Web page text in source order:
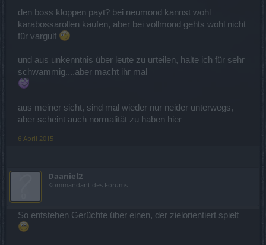
den boss kloppen payt? bei neumond kannst wohl
karabossarollen kaufen, aber bei vollmond gehts wohl nicht
für vargulf
und aus unkenntnis über leute zu urteilen, halte ich für sehr
schwammig....aber macht ihr mal
aus meiner sicht, sind mal wieder nur neider unterwegs,
aber scheint auch normalität zu haben hier
6 April 2015
Daaniel2
Kommandant des Forums
So entstehen Gerüchte über einen, der zielorientiert spielt